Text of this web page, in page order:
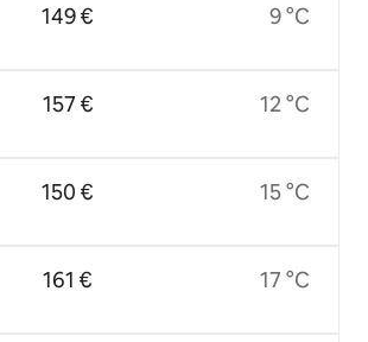
149 €
157 €
150 €
161 €
9 °C
12 °C
15 °C
17 °C